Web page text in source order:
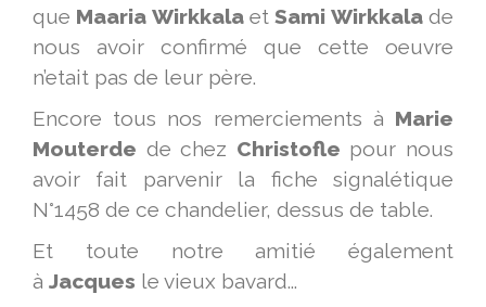
que Maaria Wirkkala et Sami Wirkkala de
nous avoir confirmé que cette oeuvre
n’etait pas de leur père.
Encore tous nos remerciements à Marie
Mouterde de chez Christofle pour nous
avoir fait parvenir la fiche signalétique
N°1458 de ce chandelier, dessus de table.
Et toute notre amitié également
à Jacques le vieux bavard...